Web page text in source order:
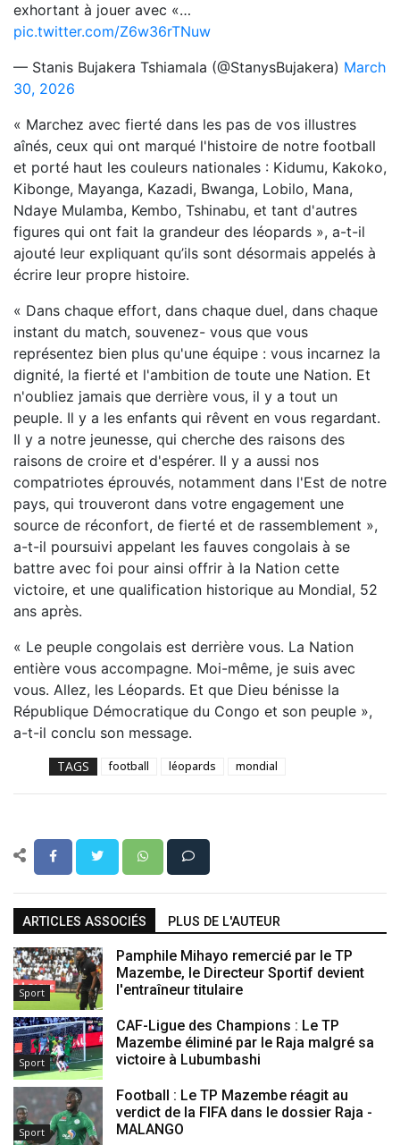
exhortant à jouer avec «…
pic.twitter.com/Z6w36rTNuw
— Stanis Bujakera Tshiamala (@StanysBujakera) March
30, 2026
« Marchez avec fierté dans les pas de vos illustres
aînés, ceux qui ont marqué l'histoire de notre football
et porté haut les couleurs nationales : Kidumu, Kakoko,
Kibonge, Mayanga, Kazadi, Bwanga, Lobilo, Mana,
Ndaye Mulamba, Kembo, Tshinabu, et tant d'autres
figures qui ont fait la grandeur des léopards », a-t-il
ajouté leur expliquant qu’ils sont désormais appelés à
écrire leur propre histoire.
« Dans chaque effort, dans chaque duel, dans chaque
instant du match, souvenez- vous que vous
représentez bien plus qu'une équipe : vous incarnez la
dignité, la fierté et l'ambition de toute une Nation. Et
n'oubliez jamais que derrière vous, il y a tout un
peuple. Il y a les enfants qui rêvent en vous regardant.
Il y a notre jeunesse, qui cherche des raisons des
raisons de croire et d'espérer. Il y a aussi nos
compatriotes éprouvés, notamment dans l'Est de notre
pays, qui trouveront dans votre engagement une
source de réconfort, de fierté et de rassemblement »,
a-t-il poursuivi appelant les fauves congolais à se
battre avec foi pour ainsi offrir à la Nation cette
victoire, et une qualification historique au Mondial, 52
ans après.
« Le peuple congolais est derrière vous. La Nation
entière vous accompagne. Moi-même, je suis avec
vous. Allez, les Léopards. Et que Dieu bénisse la
République Démocratique du Congo et son peuple »,
a-t-il conclu son message.
TAGS football léopards mondial
ARTICLES ASSOCIÉS PLUS DE L'AUTEUR
Sport
Pamphile Mihayo remercié par le TP
Mazembe, le Directeur Sportif devient
l'entraîneur titulaire
Sport
CAF-Ligue des Champions : Le TP
Mazembe éliminé par le Raja malgré sa
victoire à Lubumbashi
Sport
Football : Le TP Mazembe réagit au
verdict de la FIFA dans le dossier Raja -
MALANGO